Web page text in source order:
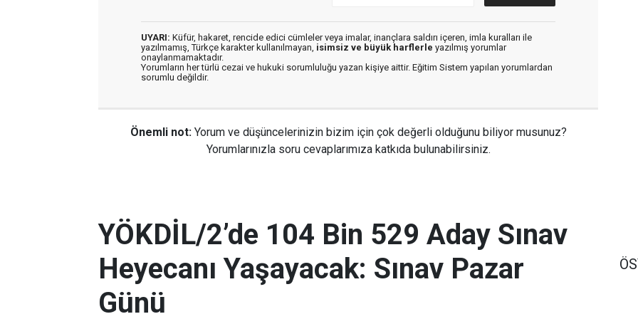
UYARI: Küfür, hakaret, rencide edici cümleler veya imalar, inançlara saldırı içeren, imla kuralları ile
yazılmamış, Türkçe karakter kullanılmayan, isimsiz ve büyük harflerle yazılmış yorumlar
onaylanmamaktadır.
Yorumların her türlü cezai ve hukuki sorumluluğu yazan kişiye aittir. Eğitim Sistem yapılan yorumlardan
sorumlu değildir.
Önemli not: Yorum ve düşüncelerinizin bizim için çok değerli olduğunu biliyor musunuz?
Yorumlarınızla soru cevaplarımıza katkıda bulunabilirsiniz.
YÖKDİL/2’de 104 Bin 529 Aday Sınav
Heyecanı Yaşayacak: Sınav Pazar
Günü